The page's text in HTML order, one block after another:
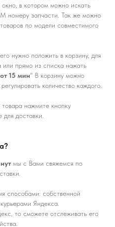
в котором можно искать
номеру запчасти. Так же можно
по модели совместимого
нужно положить в корзину, для
или прямо из списка нажать
15 мин" В корзину можно
количество каждого.
нажмите кнопку
доставки.
мы с Вами свяжемся по
способами: собственной
Яндекса.
то сможете отслеживать его